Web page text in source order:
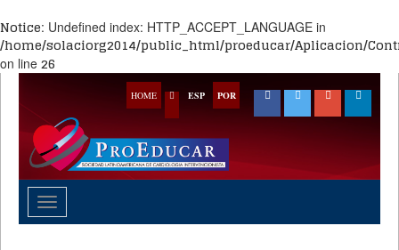
Notice: Undefined index: HTTP_ACCEPT_LANGUAGE in
/home/solaciorg2014/public_html/proeducar/Aplicacion/
on line 26
HOME ESP POR
Toggle
navigation